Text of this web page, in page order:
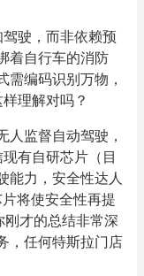
驶，而非依赖预
着自行车的消防
需编码识别万物，
理解对吗？
人监督自动驾驶，
有自研芯片（目
能力，安全性达人
将使安全性再提
才的总结非常深
，任何特斯拉门店